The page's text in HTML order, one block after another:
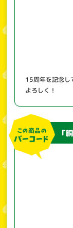
15周年を記念し
よろしく！
「